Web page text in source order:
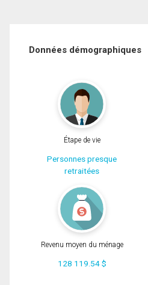
Données démographiques
Étape de vie
Personnes presque
retraitées
Revenu moyen du ménage
128 119.54 $